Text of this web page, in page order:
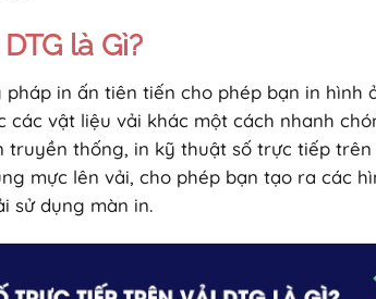
là Gì?
in ấn tiên tiến cho phép bạn in hình
vật liệu vải khác một cách nhanh
truyền thống, in kỹ thuật số trực tiếp trên
mực lên vải, cho phép bạn tạo ra các
sử dụng màn in.